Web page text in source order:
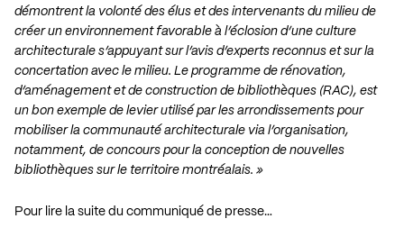
démontrent la volonté des élus et des intervenants du milieu de
créer un environnement favorable à l’éclosion d’une culture
architecturale s’appuyant sur l’avis d’experts reconnus et sur la
concertation avec le milieu. Le programme de rénovation,
d’aménagement et de construction de bibliothèques (RAC), est
un bon exemple de levier utilisé par les arrondissements pour
mobiliser la communauté architecturale via l’organisation,
notamment, de concours pour la conception de nouvelles
bibliothèques sur le territoire montréalais. »
Pour lire la suite du communiqué de presse…